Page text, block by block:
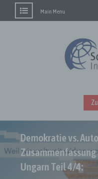
Main Menu
Demokratie vs.
Ungarn Teil 4/4: